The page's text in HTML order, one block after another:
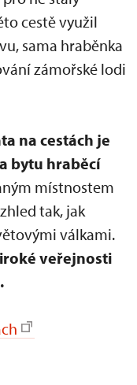
cestě využil
sama hraběnka
zámořské lodi
na cestách je
bytu hraběcí
místnostem
tak, jak
válkami.
veřejnosti